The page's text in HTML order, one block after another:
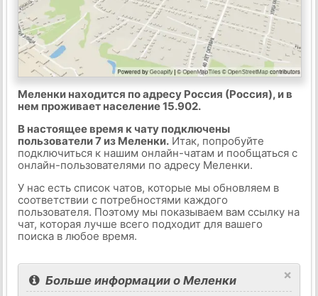
Меленки находится по адресу Россия (Россия), и в
нем проживает население 15.902.
В настоящее время к чату подключены
пользователи 7 из Меленки.Итак, попробуйте
подключиться к нашим онлайн-чатам и пообщаться с
онлайн-пользователями по адресу Меленки.
У нас есть список чатов, которые мы обновляем в
соответствии с потребностями каждого
пользователя. Поэтому мы показываем вам ссылку на
чат, которая лучше всего подходит для вашего
поиска в любое время.
×
Больше информации о Меленки